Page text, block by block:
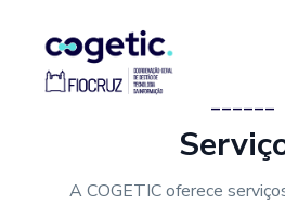
______
A COGETIC oferece